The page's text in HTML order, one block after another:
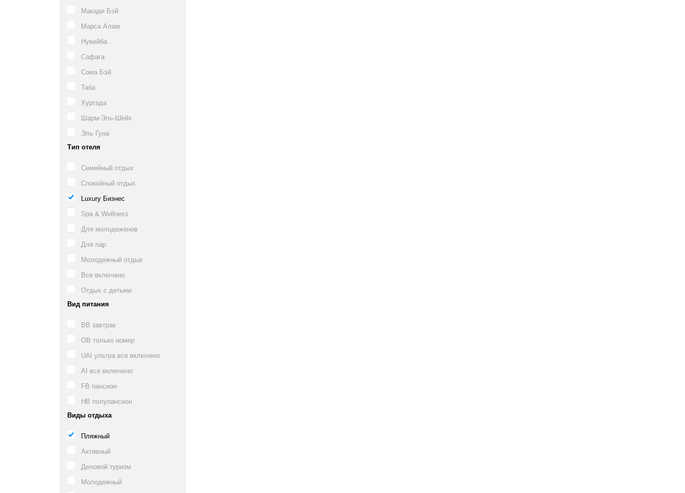
Макади Бэй
Марса Алам
Нувейба
Сафага
Сома Бэй
Таба
Хургада
Шарм-Эль-Шейх
Эль Гуна
Тип отеля
Семейный отдых
Спокойный отдых
Luxury Бизнес
Spa & Wellness
Для молодеженов
Для пар
Молодежный отдых
Все включено
Отдых с детьми
Вид питания
BB завтрак
OB только номер
UAI ультра все включено
AI все включено
FB пансион
HB полупансион
Виды отдыха
Пляжный
Активный
Деловой туризм
Молодежный